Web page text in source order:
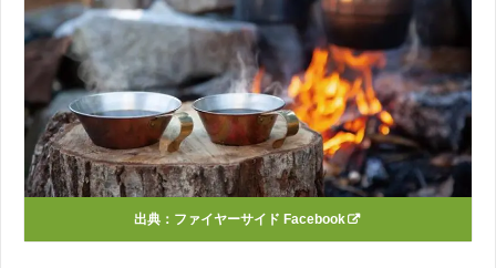
出典： ファイヤーサイド Facebook